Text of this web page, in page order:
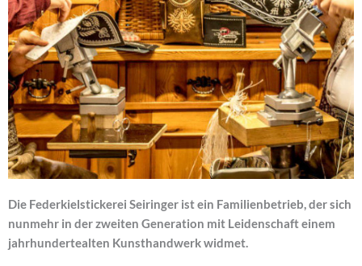
Die Federkielstickerei Seiringer ist ein Familienbetrieb, der sich
nunmehr in der zweiten Generation mit Leidenschaft einem
jahrhundertealten Kunsthandwerk widmet.